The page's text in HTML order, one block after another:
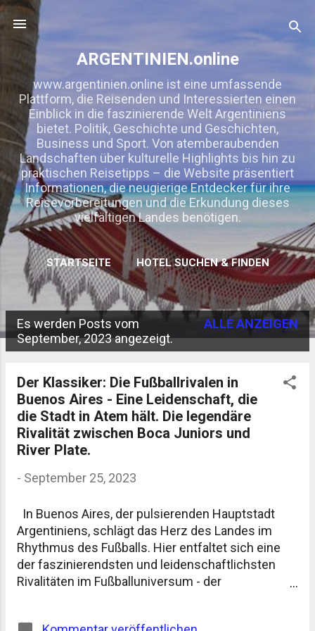
ARGENTINIEN.online
www.argentinien.online ist eine umfassende
Plattform, die Reisenden und Interessierten einen
Einblick in die faszinierende Welt Argentiniens
bietet. Politik, Geschichte und Geschichten,
Business und Sport. Von atemberaubenden
Landschaften über kulturelle Highlights bis hin zu
praktischen Reisetipps – die Website präsentiert
Informationen, die neugierige Entdecker für ihre
Reisevorbereitungen und die Erkundung dieses
vielfältigen Landes benötigen.
STARTSEITE HOTEL SUCHEN & FINDEN
MEHR… KOOPERATION/ WERBUNG/ LINKTAUSCH
P
Es werden Posts vom
September, 2023 angezeigt.
ALLE ANZEIGEN
Der Klassiker: Die Fußballrivalen in
Buenos Aires - Eine Leidenschaft, die
die Stadt in Atem hält. Die legendäre
Rivalität zwischen Boca Juniors und
River Plate.
- September 25, 2023
In Buenos Aires, der pulsierenden Hauptstadt
Argentiniens, schlägt das Herz des Landes im
Rhythmus des Fußballs. Hier entfaltet sich eine
der faszinierendsten und leidenschaftlichsten
Rivalitäten im Fußballuniversum - der